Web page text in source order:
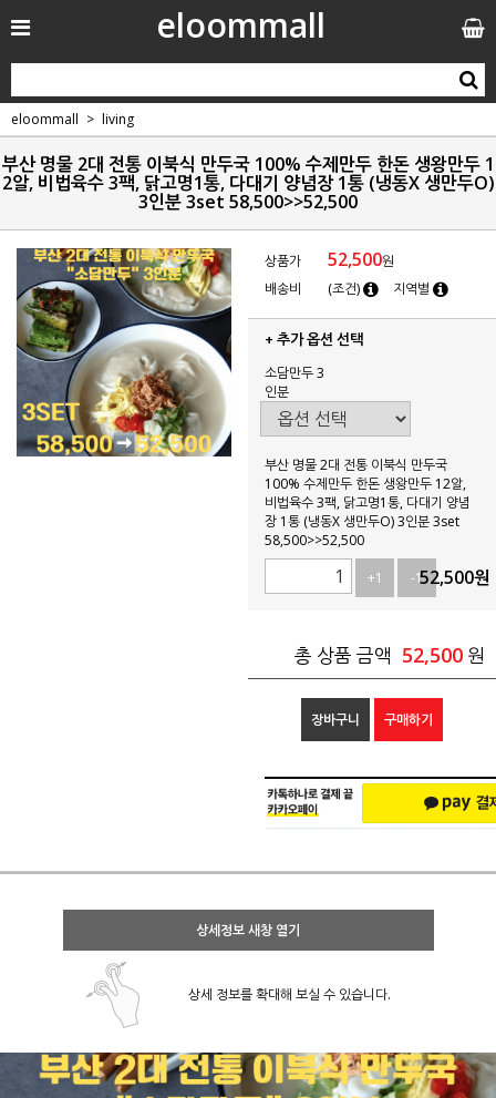
eloommall
eloommall living
부산 명물 2대 전통 이북식 만두국 100% 수제만두 한돈 생왕만두 1
2알, 비법육수 3팩, 닭고명1통, 다대기 양념장 1통 (냉동X 생만두O)
3인분 3set 58,500>>52,500
상품가 52,500원
배송비
(조건) 지역별
+ 추가 옵션 선택
소담만두 3
인분
부산 명물 2대 전통 이북식 만두국
100% 수제만두 한돈 생왕만두 12알,
비법육수 3팩, 닭고명1통, 다대기 양념
장 1통 (냉동X 생만두O) 3인분 3set
58,500>>52,500
+1
-152,500원
총 상품 금액 52,500 원
장바구니 구매하기
상세정보 새창 열기
상세 정보를 확대해 보실 수 있습니다.